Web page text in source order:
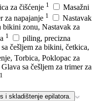
za čišćenje 1
Masažni
za napajanje 1
Nastavak
bikini zonu, Nastavak za
1
piling, precizna
češljem za bikini, četkica,
Torbica, Poklopac za
sa češljem za trimer za
1
i skladištenje epilatora.